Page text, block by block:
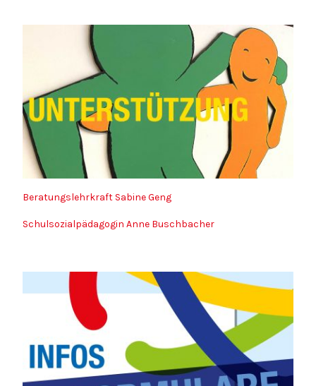
Beratungslehrkraft Sabine Geng
Schulsozialpädagogin Anne Buschbacher